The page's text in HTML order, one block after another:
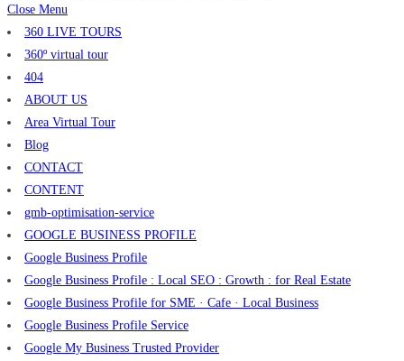
Close Menu
360 LIVE TOURS
360º virtual tour
404
ABOUT US
Area Virtual Tour
Blog
CONTACT
CONTENT
gmb-optimisation-service
GOOGLE BUSINESS PROFILE
Google Business Profile
Google Business Profile : Local SEO : Growth : for Real Estate
Google Business Profile for SME · Cafe · Local Business
Google Business Profile Service
Google My Business Trusted Provider